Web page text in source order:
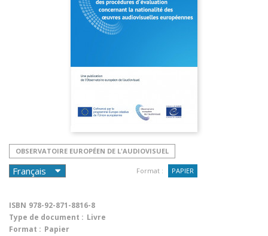
OBSERVATOIRE EUROPÉEN DE L'AUDIOVISUEL
Format : PAPIER
ISBN 978-92-871-8816-8
Type de document : Livre
Format : Papier